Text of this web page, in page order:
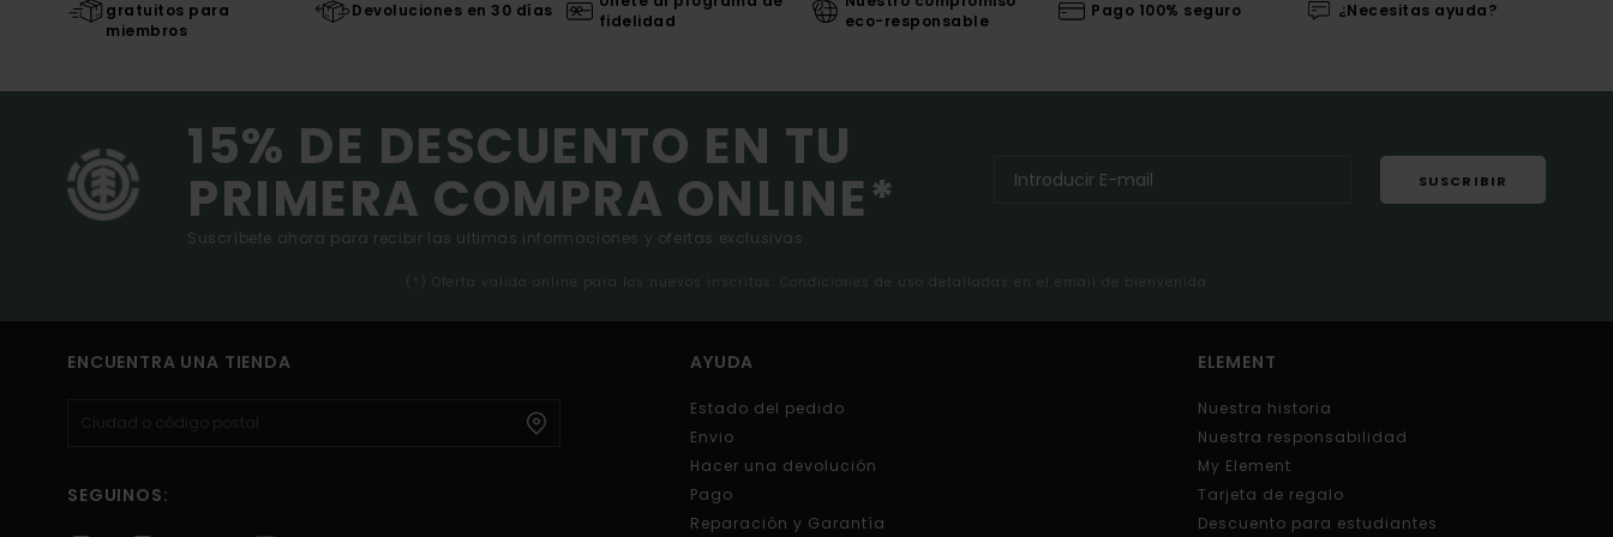
gratuitos para
miembros
Devoluciones en 30 días
fidelidad
eco-responsable
Pago 100% seguro ¿Necesitas ayuda?
15% DE DESCUENTO EN TU
PRIMERA COMPRA ONLINE*
Suscríbete ahora para recibir las ultimas informaciones y ofertas exclusivas.
SUSCRIBIR
(*) Oferta valida online para los nuevos inscritos. Condiciones de uso detalladas en el email de bienvenida
ENCUENTRA UNA TIENDA
SEGUINOS:
AYUDA
Estado del pedido
Envio
Hacer una devolución
Pago
Reparación y Garantía
ELEMENT
Nuestra historia
Nuestra responsabilidad
My Element
Tarjeta de regalo
Descuento para estudiantes